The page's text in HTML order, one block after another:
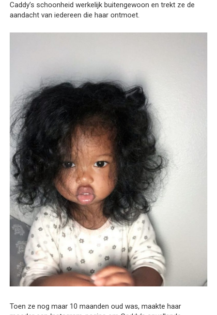
Caddy’s schoonheid werkelijk buitengewoon en trekt ze de
aandacht van iedereen die haar ontmoet.
Toen ze nog maar 10 maanden oud was, maakte haar